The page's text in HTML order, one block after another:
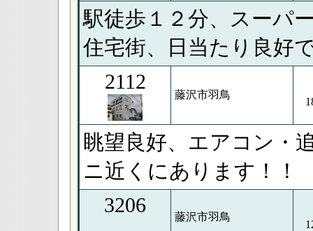
駅徒歩１２分、スーパ
住宅街、日当たり良好
2112
藤沢市羽鳥
眺望良好、エアコン・
ニ近くにあります！！
3206
藤沢市羽鳥